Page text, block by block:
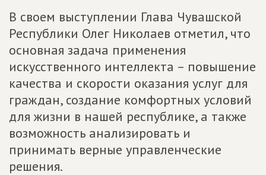
В своем выступлении Глава Чувашской
Республики Олег Николаев отметил, что
основная задача применения
искусственного интеллекта – повышение
качества и скорости оказания услуг для
граждан, создание комфортных условий
для жизни в нашей республике, а также
возможность анализировать и
принимать верные управленческие
решения.